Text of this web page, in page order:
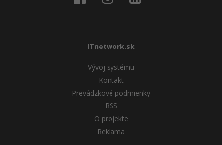
ITnetwork.sk
Vývoj systému
Kontakt
Prevádzkové podmienky
RSS
O projekte
Reklama